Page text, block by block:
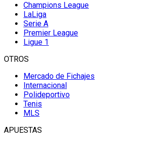
Champions League
LaLiga
Serie A
Premier League
Ligue 1
OTROS
Mercado de Fichajes
Internacional
Polideportivo
Tenis
MLS
APUESTAS